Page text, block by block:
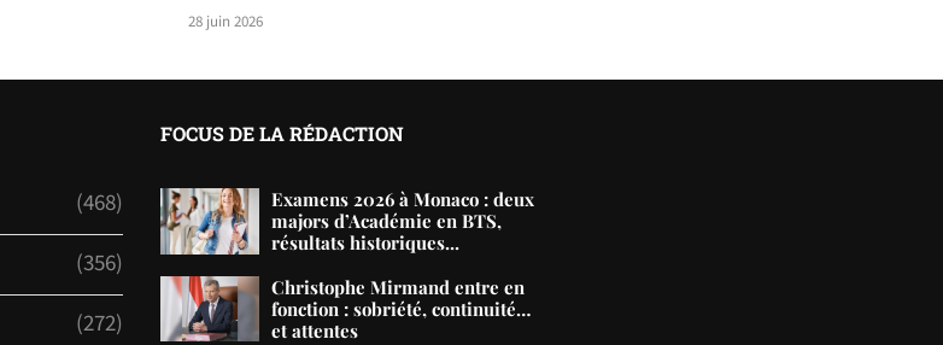
28 juin 2026
(468)
(356)
(272)
FOCUS DE LA RÉDACTION
Examens 2026 à Monaco : deux
majors d’Académie en BTS,
résultats historiques...
Christophe Mirmand entre en
fonction : sobriété, continuité…
et attentes